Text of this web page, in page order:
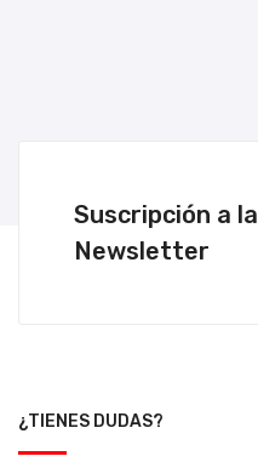
Suscripción a la
Newsletter
¿TIENES DUDAS?